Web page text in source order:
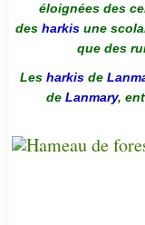
éloignées des
des harkis une
que des
Les harkis de
de Lanmary,